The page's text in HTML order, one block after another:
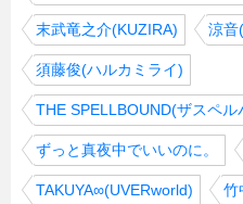
末武竜之介(KUZIRA) 涼音
須藤俊(ハルカミライ)
THE SPELLBOUND(ザスペル
ずっと真夜中でいいのに。
TAKUYA∞(UVERworld) 竹